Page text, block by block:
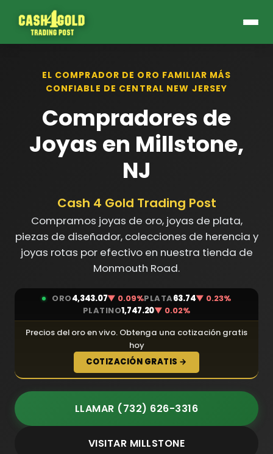
EL COMPRADOR DE ORO FAMILIAR MÁS
CONFIABLE DE CENTRAL NEW JERSEY
Compradores de
Joyas en Millstone,
NJ
Cash 4 Gold Trading Post
Compramos joyas de oro, joyas de plata,
piezas de diseñador, colecciones de herencia y
joyas rotas por efectivo en nuestra tienda de
Monmouth Road.
ORO4,343.07▼ 0.09%PLATA63.74▼ 0.23%
PLATINO1,747.20▼ 0.02%
Precios del oro en vivo. Obtenga una cotización gratis
hoy
COTIZACIÓN GRATIS →
LLAMAR (732) 626-3316
VISITAR MILLSTONE